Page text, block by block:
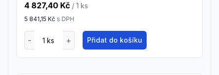
4 827,40 Kč / 1 ks
5 841,15 Kč s DPH
Přidat do košíku